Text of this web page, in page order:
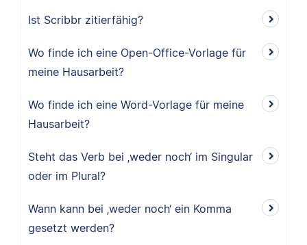
Ist Scribbr zitierfähig?
Wo finde ich eine Open-Office-Vorlage für
meine Hausarbeit?
Wo finde ich eine Word-Vorlage für meine
Hausarbeit?
Steht das Verb bei ‚weder noch‘ im Singular
oder im Plural?
Wann kann bei ‚weder noch‘ ein Komma
gesetzt werden?